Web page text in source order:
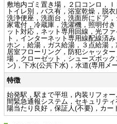
敷地内ゴミ置き場，２口コンロ，
トイレ別，バス有，浴室乾燥，脱
洗浄便座，洗面台，洗面所にドア
家電付，冷蔵庫，洗濯機，照明付
ット対応，ネット専用回線，光フ
ト，インターネット専用線配線済
ホン，給湯，ガス給湯，３点給湯
居室フローリング，防犯シャッタ
場，クローゼット，シューズボッ
ン)，下水(公共下水)，水道(専用メ
特徴
始発駅，駅まで平坦，内装リフォ
間緊急通報システム，セキュリテ
陽当たり良好，保証人(不要)，カー